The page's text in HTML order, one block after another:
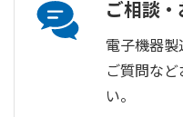
ご相談
電子機器
ご質問な
い。